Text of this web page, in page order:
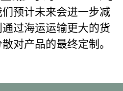
预计未来会进一步减
过海运运输更大的货
对产品的最终定制。